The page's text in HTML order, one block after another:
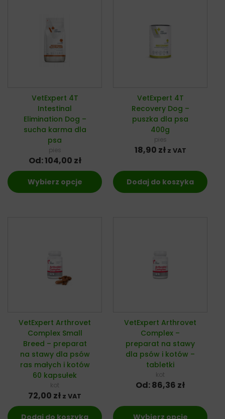
VetExpert 4T
Intestinal
Elimination Dog –
sucha karma dla
psa
pies
Od:104,00 zł
Wybierz opcje
VetExpert 4T
Recovery Dog –
puszka dla psa
400g
pies
18,90 zł z VAT
Dodaj do koszyka
VetExpert Arthrovet
Complex Small
Breed – preparat
na stawy dla psów
ras małych i kotów
60 kapsułek
kot
72,00 zł z VAT
Dodaj do koszyka
VetExpert Arthrovet
Complex –
preparat na stawy
dla psów i kotów –
tabletki
kot
Od:86,36 zł
Wybierz opcje